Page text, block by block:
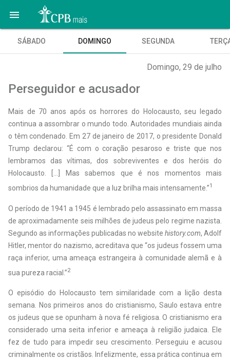

SÁBADO DOMINGO SEGUNDA
Domingo, 29 de julho
Perseguidor e acusador
Mais de 70 anos após os horrores do Holocausto, seu legado
continua a assombrar o mundo todo. Autoridades mundiais ainda
o têm condenado. Em 27 de janeiro de 2017, o presidente Donald
Trump declarou: “É com o coração pesaroso e triste que nos
lembramos das vítimas, dos sobreviventes e dos heróis do
Holocausto. […] Mas sabemos que é nos momentos mais
sombrios da humanidade que a luz brilha mais intensamente.”1
O período de 1941 a 1945 é lembrado pelo assassinato em massa
de aproximadamente seis milhões de judeus pelo regime nazista.
Segundo as informações publicadas no website history.com, Adolf
Hitler, mentor do nazismo, acreditava que “os judeus fossem uma
raça inferior, uma ameaça estrangeira à comunidade alemã e à
sua pureza racial.”2
O episódio do Holocausto tem similaridade com a lição desta
semana. Nos primeiros anos do cristianismo, Saulo estava entre
os judeus que se opunham à nova fé religiosa. O cristianismo era
considerado uma seita inferior e ameaça à religião judaica. Ele
fez de tudo para impedir seu crescimento. Perseguiu e acusou
criminalmente os cristãos. Infelizmente, essa prática continua em